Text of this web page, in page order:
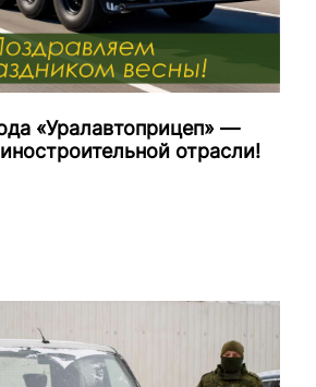
«Уралавтоприцеп» —
отрасли!